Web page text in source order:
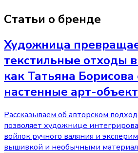
Статьи о бренде
Художница
текстильные отходы в
как Татьяна Борисова
настенные арт-
Рассказываем об авторском
позволяет художнице
войлок ручного валяния и
вышивкой и необычными